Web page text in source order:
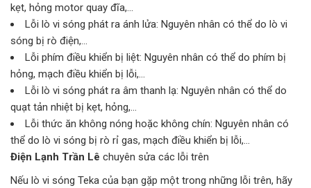
kẹt, hỏng motor quay đĩa,…
Lỗi lò vi sóng phát ra ánh lửa: Nguyên nhân có thể do lò vi
sóng bị rò điện,…
Lỗi phím điều khiển bị liệt: Nguyên nhân có thể do phím bị
hỏng, mạch điều khiển bị lỗi,…
Lỗi lò vi sóng phát ra âm thanh lạ: Nguyên nhân có thể do
quạt tản nhiệt bị kẹt, hỏng,…
Lỗi thức ăn không nóng hoặc không chín: Nguyên nhân có
thể do lò vi sóng bị rò rỉ gas, mạch điều khiển bị lỗi,…
Điện Lạnh Trần Lê chuyên sửa các lỗi trên
Nếu lò vi sóng Teka của bạn gặp một trong những lỗi trên, hãy